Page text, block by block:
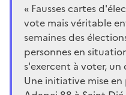
« Fausses cartes
vote mais véritable
semaines des
personnes en
s'exercent à voter,
Une initiative mise